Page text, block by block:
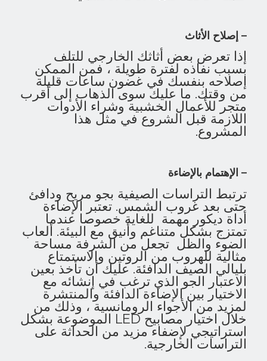
– إصلاح الأثاث
إذا تعرض بعض أثاثك الخارجي للتلف
بسبب نفاذه لفترة طويلة ، فمن الممكن
إصلاحه بنفسك في غضون ساعات قليلة
من وقتك. ما عليك سوى الذهاب إلى أقرب
متجر للأعمال الخشبية وشراء الأدوات
اللازمة قبل الشروع في مثل هذا
المشروع.
– الإهتمام بالإضاءة
ترتبط التراسات الصيفية بجو مريح ودافئ
حتى بعد غروب الشمس. تعتبر الإضاءة
أداة ديكور مهمة للغاية خصوصا عندما
تمتزج بشكل متناغم وأنيق مع البيئة. ألعاب
الضوء والظل تجعل من الشرفة مساحة
مثالية للهروب من الروتين والاستمتاع
بليالي الصيف الدافئة. عليك أن تأخذ بعين
الاعتبار الجو الذي ترغب في إنشائه مع
الاختيار بين الإضاءة الدافئة والمنتشرة
لمزيد من الأجواء الرومانسية ، وذلك من
خلال اختيار مصابيح LED الموضوعة بشكل
استراتيجي لإضفاء مزيد من الحداثة على
التراسات الخارجية.